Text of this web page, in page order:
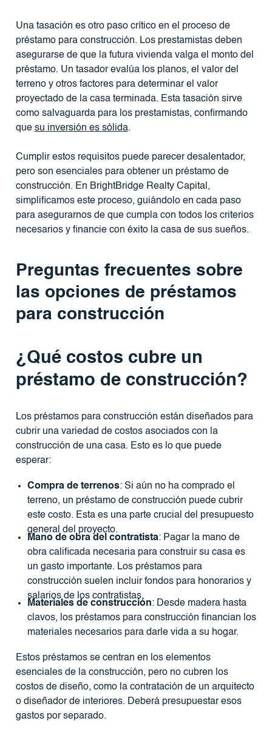
Una tasación es otro paso crítico en el proceso de
préstamo para construcción. Los prestamistas deben
asegurarse de que la futura vivienda valga el monto del
préstamo. Un tasador evalúa los planos, el valor del
terreno y otros factores para determinar el valor
proyectado de la casa terminada. Esta tasación sirve
como salvaguarda para los prestamistas, confirmando
que su inversión es sólida.
Cumplir estos requisitos puede parecer desalentador,
pero son esenciales para obtener un préstamo de
construcción. En BrightBridge Realty Capital,
simplificamos este proceso, guiándolo en cada paso
para asegurarnos de que cumpla con todos los criterios
necesarios y financie con éxito la casa de sus sueños.
Preguntas frecuentes sobre
las opciones de préstamos
para construcción
¿Qué costos cubre un
préstamo de construcción?
Los préstamos para construcción están diseñados para
cubrir una variedad de costos asociados con la
construcción de una casa. Esto es lo que puede
esperar:
Compra de terrenos: Si aún no ha comprado el
terreno, un préstamo de construcción puede cubrir
este costo. Esta es una parte crucial del presupuesto
general del proyecto.
Mano de obra del contratista: Pagar la mano de
obra calificada necesaria para construir su casa es
un gasto importante. Los préstamos para
construcción suelen incluir fondos para honorarios y
salarios de los contratistas.
Materiales de construcción: Desde madera hasta
clavos, los préstamos para construcción financian los
materiales necesarios para darle vida a su hogar.
Estos préstamos se centran en los elementos
esenciales de la construcción, pero no cubren los
costos de diseño, como la contratación de un arquitecto
o diseñador de interiores. Deberá presupuestar esos
gastos por separado.